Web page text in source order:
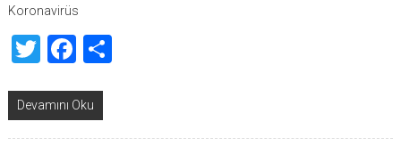
Koronavirüs
TwitterFacebook
Share
Devamını Oku